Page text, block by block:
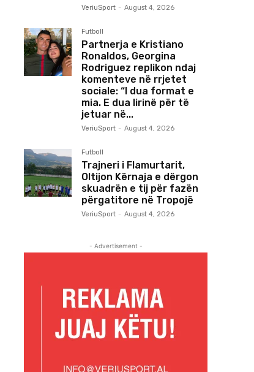
VeriuSport - August 4, 2026
Futboll
Partnerja e Kristiano
Ronaldos, Georgina
Rodriguez replikon ndaj
komenteve në rrjetet
sociale: “I dua format e
mia. E dua lirinë për të
jetuar në...
VeriuSport - August 4, 2026
Futboll
Trajneri i Flamurtarit,
Oltijon Kërnaja e dërgon
skuadrën e tij për fazën
përgatitore në Tropojë
VeriuSport - August 4, 2026
- Advertisement -